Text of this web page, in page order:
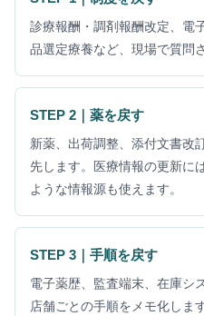
診療報酬・調剤報酬改定、電
品選定療養など、現場で質問
STEP 2｜薬を戻す
新薬、出荷調整、添付文書改
先します。医療情報の更新に
ような情報源も使えます。
STEP 3｜手順を戻す
電子薬歴、監査端末、在庫シ
店舗ごとの手順をメモ化します